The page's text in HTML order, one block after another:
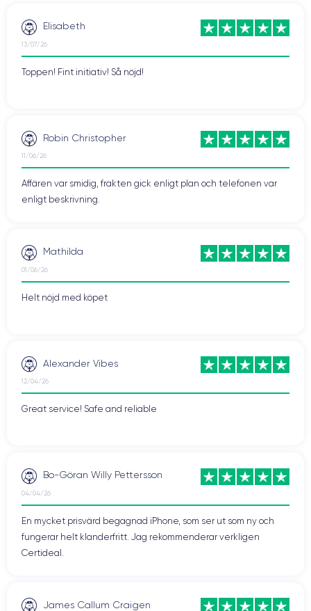
Elisabeth
13/07/26
Toppen! Fint initiativ! Så nöjd!
Robin Christopher
11/06/26
Affären var smidig, frakten gick enligt plan och telefonen var
enligt beskrivning.
Mathilda
01/06/26
Helt nöjd med köpet
Alexander Vibes
12/04/26
Great service! Safe and reliable
Bo-Göran Willy Pettersson
04/04/26
En mycket prisvärd begagnad iPhone, som ser ut som ny och
fungerar helt klanderfritt. Jag rekommenderar verkligen
Certideal.
James Callum Craigen